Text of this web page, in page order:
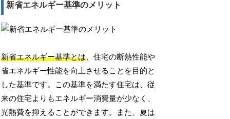
新省エネルギー基準のメリット
新省エネルギー基準とは、住宅の断熱性能や
省エネルギー性能を向上させることを目的と
した基準です。この基準を満たす住宅は、従
来の住宅よりもエネルギー消費量が少なく、
光熱費を抑えることができます。また、夏は